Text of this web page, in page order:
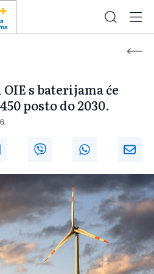
s baterijama će
posto do 2030.